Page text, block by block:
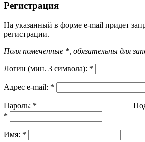
Регистрация
На указанный в форме e-mail придет
регистрации.
Поля помеченные *, обязательны для
Логин (мин. 3 символа): *
Адрес e-mail: *
Пароль: *
*
Имя: *